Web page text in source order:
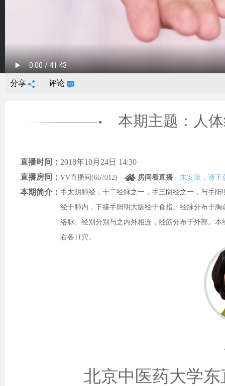
分享 评论
本期主题：人
直播时间： 2018年10月24日 14:30
直播房间： VV直播间(667012) 房间看直播 未安装，请下
本期简介： 手太阴肺经，十二经脉之一，手三阴经之一，与手
经于肺内，下接手阳明大肠经于食指。经脉分布于
络脉、经别分别与之内外相连，经筋分布于外部。
右各11穴。
北京中医药大学